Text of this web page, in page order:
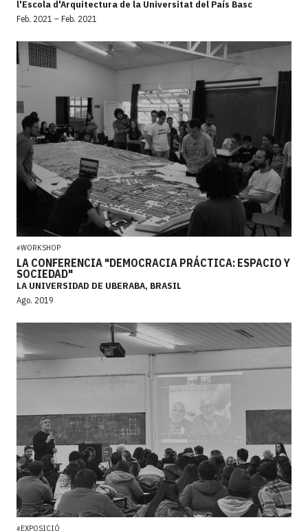
l'Escola d'Arquitectura de la Universitat del País Basc
Feb. 2021 – Feb. 2021
#WORKSHOP
LA CONFERENCIA "DEMOCRACIA PRÁCTICA: ESPACIO Y
SOCIEDAD"
LA UNIVERSIDAD DE UBERABA, BRASIL
Ago. 2019
#EXPOSICIÓ